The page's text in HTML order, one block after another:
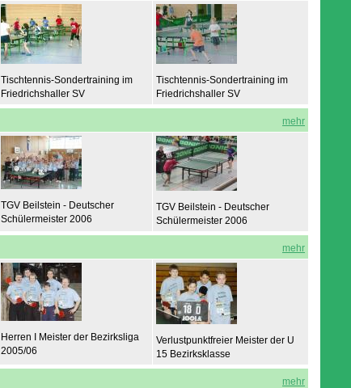
Tischtennis-Sondertraining im
Friedrichshaller SV
Tischtennis-Sondertraining im
Friedrichshaller SV
mehr
TGV Beilstein - Deutscher
Schülermeister 2006
TGV Beilstein - Deutscher
Schülermeister 2006
mehr
Herren I Meister der Bezirksliga
2005/06
Verlustpunktfreier Meister der U
15 Bezirksklasse
mehr